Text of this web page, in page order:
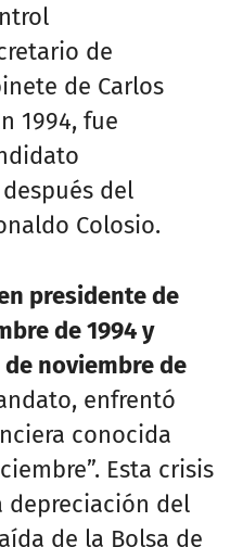
de
de Carlos
1994, fue
del
Colosio.
presidente de
de 1994 y
noviembre de
enfrentó
conocida
Esta crisis
depreciación del
de la Bolsa de